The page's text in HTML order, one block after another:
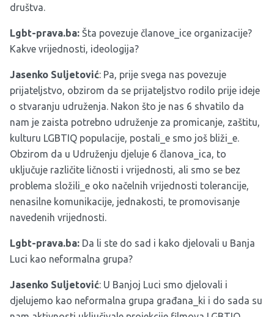
društva.
Lgbt-prava.ba: Šta povezuje članove_ice organizacije?
Kakve vrijednosti, ideologija?
Jasenko Suljetović: Pa, prije svega nas povezuje
prijateljstvo, obzirom da se prijateljstvo rodilo prije ideje
o stvaranju udruženja. Nakon što je nas 6 shvatilo da
nam je zaista potrebno udruženje za promicanje, zaštitu,
kulturu LGBTIQ populacije, postali_e smo još bliži_e.
Obzirom da u Udruženju djeluje 6 članova_ica, to
uključuje različite ličnosti i vrijednosti, ali smo se bez
problema složili_e oko načelnih vrijednosti tolerancije,
nenasilne komunikacije, jednakosti, te promovisanje
navedenih vrijednosti.
Lgbt-prava.ba: Da li ste do sad i kako djelovali u Banja
Luci kao neformalna grupa?
Jasenko Suljetović: U Banjoj Luci smo djelovali i
djelujemo kao neformalna grupa građana_ki i do sada su